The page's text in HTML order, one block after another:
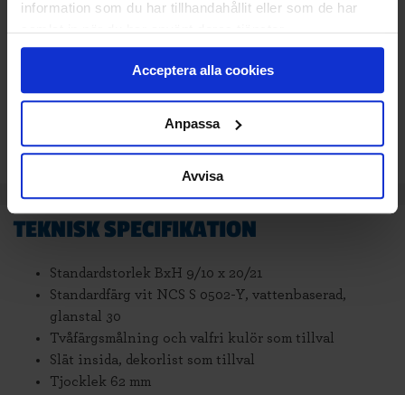
information som du har tillhandahållit eller som de har
samlat in när du har använt deras tjänster.
Acceptera alla cookies
Anpassa
Avvisa
Lägg i varukorg
Beräknad leveranstid 6-8 veckor. Vid montering
TEKNISK SPECIFIKATION
Standardstorlek BxH 9/10 x 20/21
Standardfärg vit NCS S 0502-Y, vattenbaserad,
glanstal 30
Tvåfärgsmålning och valfri kulör som tillval
Slät insida, dekorlist som tillval
Tjocklek 62 mm